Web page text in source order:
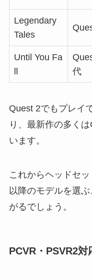
Legendary
Tales
Until You Fa
ll
代
Quest 2でもプレイ
り、最新作の多く
います。
これからヘッドセ
以降のモデルを選
がるでしょう。
PCVR・PSVR2